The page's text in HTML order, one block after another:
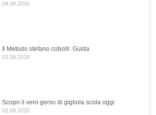
04.08.2026
Il Metodo stefano cobolli: Guida
03.08.2026
Scopri il vero genio di gigliola scola oggi
02.08.2026